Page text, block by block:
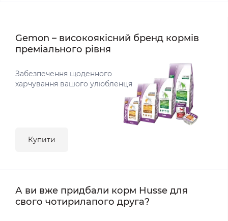
Gemon – високоякісний бренд кормів
преміального рівня
Забезпечення щоденного
харчування вашого улюбленця
Купити
А ви вже придбали корм Husse для
свого чотирилапого друга?